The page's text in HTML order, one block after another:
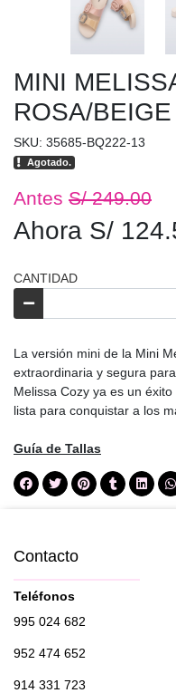
MINI
ROSA/BEIGE
SKU: 35685-BQ222-13
Agotado.
Antes S/ 249.00
Ahora S/
CANTIDAD
La versión mini de la Mini
extraordinaria y segura
Melissa Cozy ya es un
lista para conquistar a los
Guía de Tallas
Contacto
Teléfonos
995 024 682
952 474 652
914 331 723